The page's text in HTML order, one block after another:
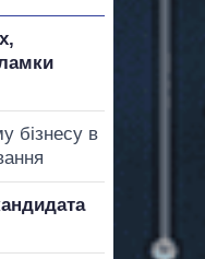
бізнесу в